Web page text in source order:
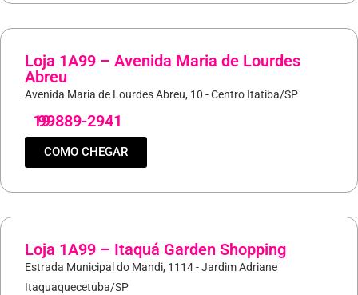
Loja 1A99 – Avenida Maria de Lourdes
Abreu
Avenida Maria de Lourdes Abreu, 10 - Centro Itatiba/SP
19
99889-2941
COMO CHEGAR
Loja 1A99 – Itaquá Garden Shopping
Estrada Municipal do Mandi, 1114 - Jardim Adriane
Itaquaquecetuba/SP